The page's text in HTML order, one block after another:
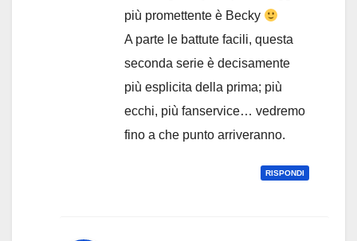
più promettente è Becky
A parte le battute facili, questa
seconda serie è decisamente
più esplicita della prima; più
ecchi, più fanservice… vedremo
fino a che punto arriveranno.
RISPONDI